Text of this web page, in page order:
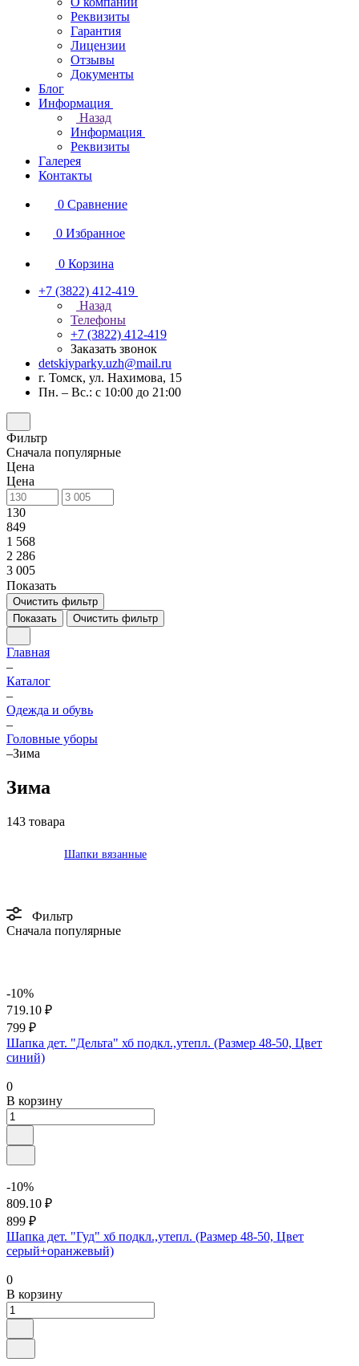
Реквизиты
Гарантия
Лицензии
Отзывы
Документы
Блог
Информация
Назад
Информация
Реквизиты
Галерея
Контакты
0 Сравнение
0 Избранное
0 Корзина
+7 (3822) 412-419
Назад
Телефоны
+7 (3822) 412-419
Заказать звонок
detskiyparky.uzh@mail.ru
г. Томск, ул. Нахимова, 15
Пн. – Вс.: с 10:00 до 21:00
Фильтр
Сначала популярные
Цена
Цена
130
849
1 568
2 286
3 005
Показать
Очистить фильтр
Показать
Очистить фильтр
Главная
–
Каталог
–
Одежда и обувь
–
Головные уборы
–Зима
Зима
143 товара
Шапки вязанные
Фильтр
Сначала популярные
-10%
719.10 ₽
799 ₽
Шапка дет. "Дельта" хб подкл.,утепл. (Размер 48-50, Цвет
синий)
0
В корзину
-10%
809.10 ₽
899 ₽
Шапка дет. "Гуд" хб подкл.,утепл. (Размер 48-50, Цвет
серый+оранжевый)
0
В корзину